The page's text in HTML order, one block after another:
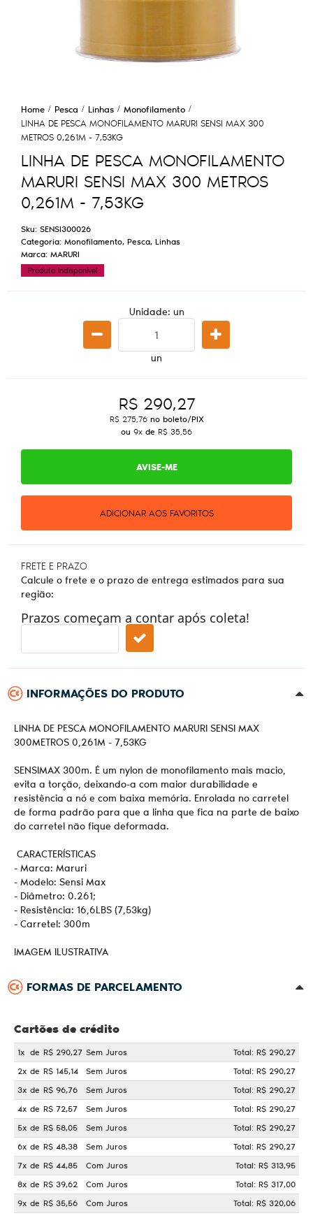
Home Pesca Linhas
Monofilamento
LINHA DE PESCA MONOFILAMENTO MARURI SENSI MAX 300
METROS 0,261M - 7,53KG
LINHA DE PESCA MONOFILAMENTO
MARURI SENSI MAX 300 METROS
0,261M - 7,53KG
Sku: SENSI300026
Categoria: Monofilamento, Pesca, Linhas
Marca: MARURI
Produto Indisponível
Unidade: un
un
R$ 290,27
R$ 275,76no boleto/PIX
ou 9x de R$ 35,56
AVISE-ME
ADICIONAR AOS FAVORITOS
FRETE E PRAZO
Calcule o frete e o prazo de entrega estimados para sua
região:
Prazos começam a contar após coleta!
INFORMAÇÕES DO PRODUTO
LINHA DE PESCA MONOFILAMENTO MARURI SENSI MAX
300METROS 0,261M - 7,53KG
SENSIMAX 300m. É um nylon de monofilamento mais macio,
evita a torção, deixando-a com maior durabilidade e
resistência a nó e com baixa memória. Enrolada no carretel
de forma padrão para que a linha que fica na parte de baixo
do carretel não fique deformada.
CARACTERÍSTICAS
- Marca: Maruri
- Modelo: Sensi Max
- Diâmetro: 0.261;
- Resistência: 16,6LBS (7,53kg)
- Carretel: 300m
IMAGEM ILUSTRATIVA
FORMAS DE PARCELAMENTO
Cartões de crédito
1x de R$ 290,27 Sem Juros
Total: R$ 290,27
2x de R$ 145,14 Sem Juros
Total: R$ 290,27
3x de R$ 96,76 Sem Juros
Total: R$ 290,27
4x de R$ 72,57 Sem Juros
Total: R$ 290,27
5x de R$ 58,05 Sem Juros
Total: R$ 290,27
6x de R$ 48,38 Sem Juros
Total: R$ 290,27
7x de R$ 44,85 Com Juros
Total: R$ 313,95
8x de R$ 39,62 Com Juros
Total: R$ 317,00
9x de R$ 35,56 Com Juros Total: R$ 320,06